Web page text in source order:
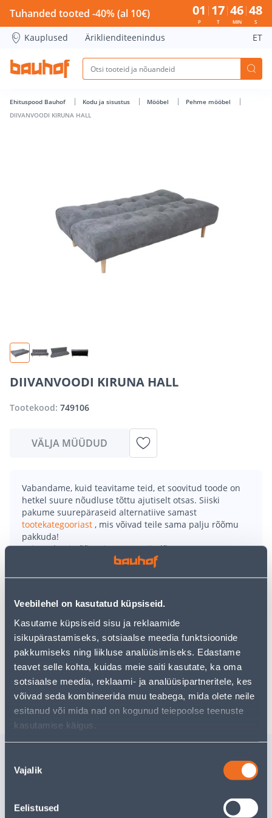
Veebilehel on kasutatud küpsiseid.
Kasutame küpsiseid sisu ja reklaamide
isikupärastamiseks, sotsiaalse meedia funktsioonide
pakkumiseks ning liikluse analüüsimiseks. Edastame
teavet selle kohta, kuidas meie saiti kasutate, ka oma
sotsiaalse meedia, reklaami- ja analüüsipartneritele, kes
võivad seda kombineerida muu teabega, mida olete neile
esitanud või mida nad on kogunud teiepoolse teenuste
kasutamise käigus.
valik
Vajalik
Eelistused
DIIVANVOODI KIRUNA HALL - Bauhof has loaded
Tuhanded tooted -40% (al 10€) 01
P
17
T
46
MIN
48
S
Kauplused Äriklienditeenindus ET
Ehituspood Bauhof Kodu ja sisustus Mööbel
Pehme mööbel
DIIVANVOODI KIRUNA HALL
DIIVANVOODI KIRUNA HALL
Tootekood: 749106
VÄLJA MÜÜDUD
Vabandame, kuid teavitame teid, et soovitud toode on
hetkel suure nõudluse tõttu ajutiselt otsas. Siiski
pakume suurepäraseid alternatiive samast
tootekategooriast , mis võivad teile sama palju rõõmu
pakkuda!
Teie ostlemisrõõm ei pea aga siin lõppema - oma
uurimistööd saate jätkata, naastes
• 14-päevane tagastusõigus.
• HANKIJA LAOST TELLITAV TOODE
Tarne pole võimalik
Tarne pole